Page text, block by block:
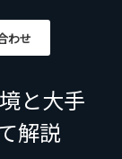
わせ
と大手
解説